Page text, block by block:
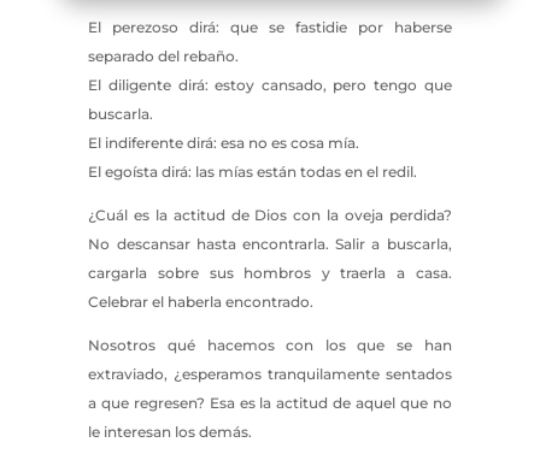
El perezoso dirá: que se fastidie por haberse
separado del rebaño.
El diligente dirá: estoy cansado, pero tengo que
buscarla.
El indiferente dirá: esa no es cosa mía.
El egoísta dirá: las mías están todas en el redil.
¿Cuál es la actitud de Dios con la oveja perdida?
No descansar hasta encontrarla. Salir a buscarla,
cargarla sobre sus hombros y traerla a casa.
Celebrar el haberla encontrado.
Nosotros qué hacemos con los que se han
extraviado, ¿esperamos tranquilamente sentados
a que regresen? Esa es la actitud de aquel que no
le interesan los demás.